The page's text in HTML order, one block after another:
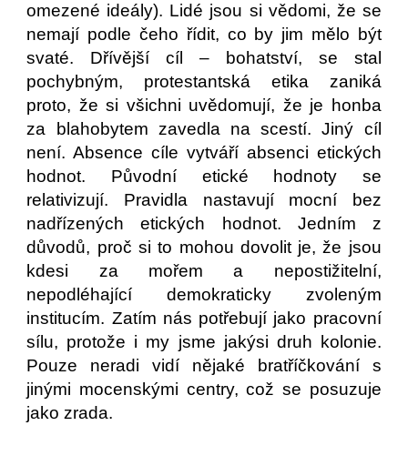
omezené ideály). Lidé jsou si vědomi, že se
nemají podle čeho řídit, co by jim mělo být
svaté. Dřívější cíl – bohatství, se stal
pochybným, protestantská etika zaniká
proto, že si všichni uvědomují, že je honba
za blahobytem zavedla na scestí. Jiný cíl
není. Absence cíle vytváří absenci etických
hodnot. Původní etické hodnoty se
relativizují. Pravidla nastavují mocní bez
nadřízených etických hodnot. Jedním z
důvodů, proč si to mohou dovolit je, že jsou
kdesi za mořem a nepostižitelní,
nepodléhající demokraticky zvoleným
institucím. Zatím nás potřebují jako pracovní
sílu, protože i my jsme jakýsi druh kolonie.
Pouze neradi vidí nějaké bratříčkování s
jinými mocenskými centry, což se posuzuje
jako zrada.